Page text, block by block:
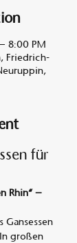
8:00 PM
Friedrich-
für
Rhin“ –
großen